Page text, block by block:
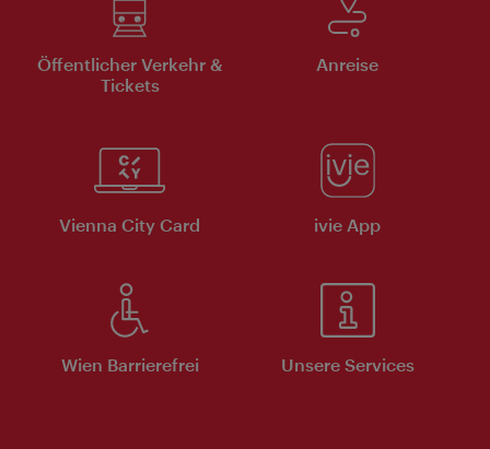
Öffentlicher Verkehr &
Tickets
Anreise
Vienna City Card ivie App
Wien Barrierefrei Unsere Services